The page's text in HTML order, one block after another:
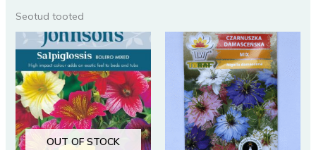
Seotud tooted
OUT OF STOCK